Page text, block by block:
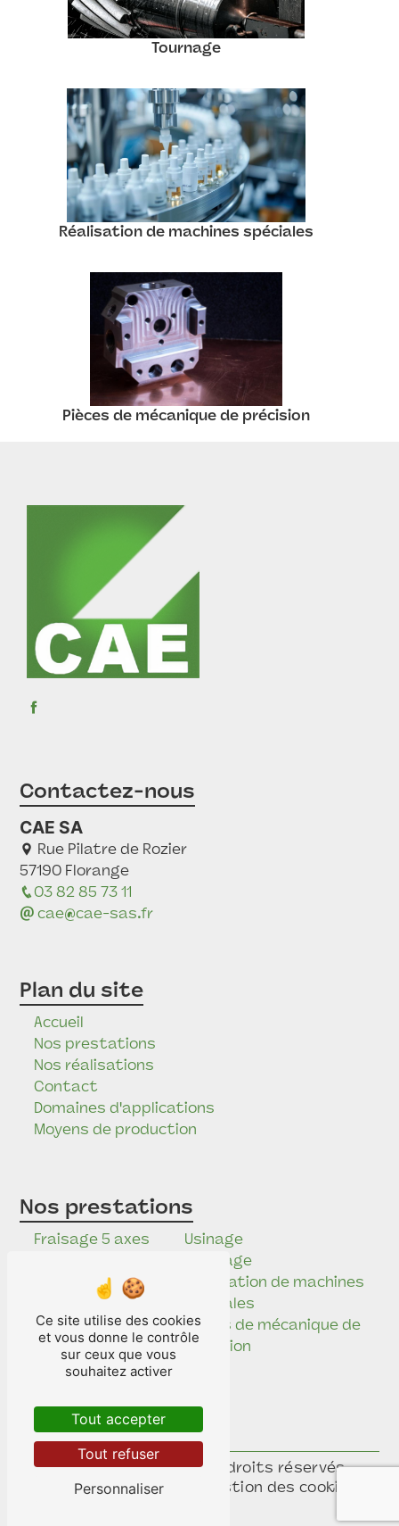
Tournage
Réalisation de machines spéciales
Pièces de mécanique de précision
Contactez-nous
CAE SA
Rue Pilatre de Rozier
57190 Florange
03 82 85 73 11
cae@cae-sas.fr
Plan du site
Accueil
Nos prestations
Nos réalisations
Contact
Domaines d'applications
Moyens de production
Nos prestations
Fraisage 5 axes
mécanique
précision
Electro-érosion
Rectification
industriel
Brunissage
Usinage
Tournage
Réalisation de machines
spéciales
Pièces de mécanique de
précision
©Vistalid- 2026 - Tous droits réservés -
Mentions légales
Gestion des cookies
Ce site utilise des cookies
et vous donne le contrôle
sur ceux que vous
souhaitez activer
Tout accepter
Tout refuser
Personnaliser